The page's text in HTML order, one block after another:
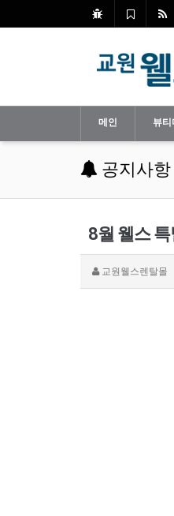
메인 뷰
공지사항
8월 웰스
교원웰스렌탈몰